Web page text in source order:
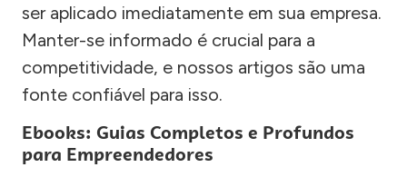
ser aplicado imediatamente em sua empresa.
Manter-se informado é crucial para a
competitividade, e nossos artigos são uma
fonte confiável para isso.
Ebooks: Guias Completos e Profundos
para Empreendedores